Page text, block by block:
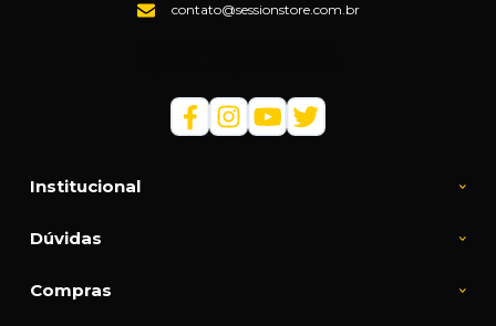
Institucional
Dúvidas
Compras
contato@sessionstore.com.br